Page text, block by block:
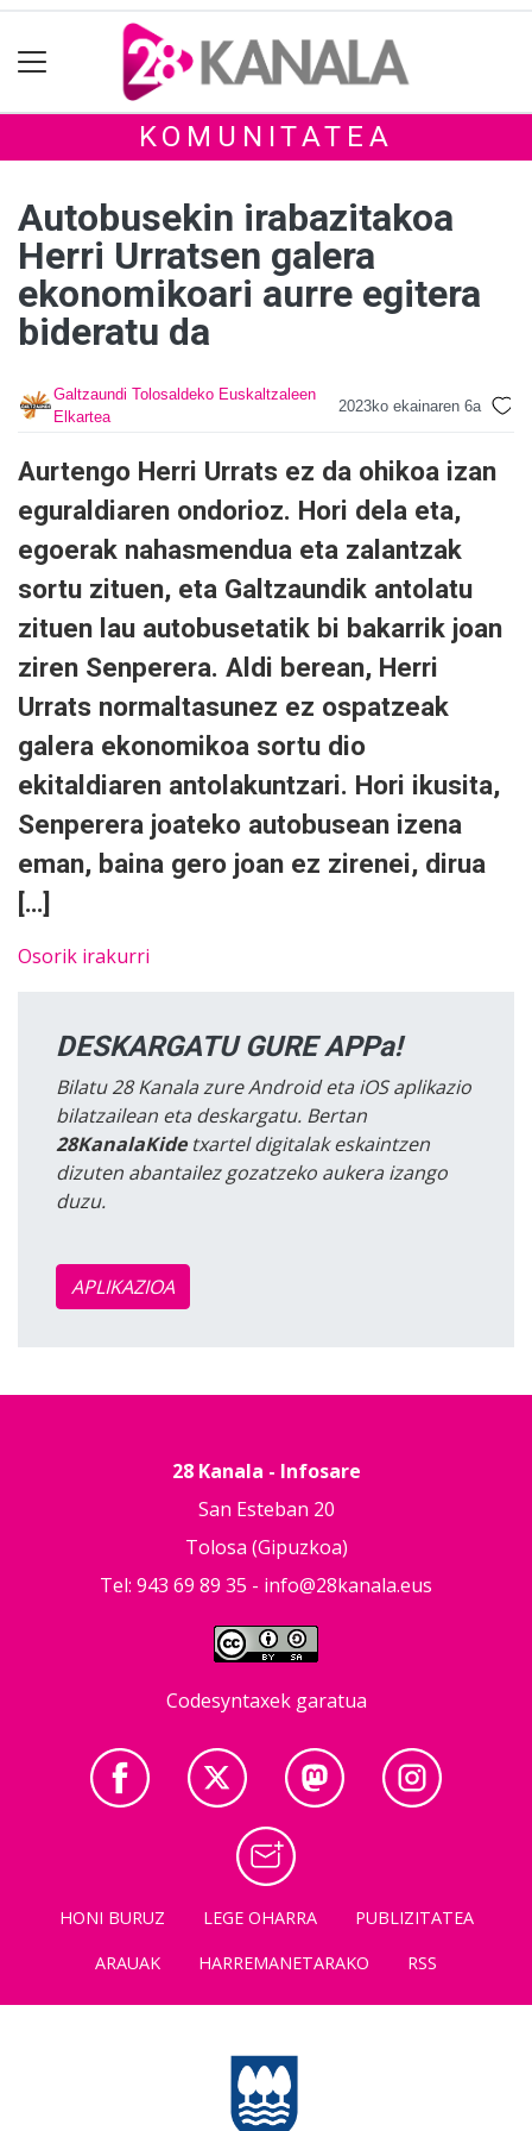
KOMUNITATEA
Autobusekin irabazitakoa
Herri Urratsen galera
ekonomikoari aurre egitera
bideratu da
Galtzaundi Tolosaldeko Euskaltzaleen
Elkartea
2023ko ekainaren 6a
Aurtengo Herri Urrats ez da ohikoa izan
eguraldiaren ondorioz. Hori dela eta,
egoerak nahasmendua eta zalantzak
sortu zituen, eta Galtzaundik antolatu
zituen lau autobusetatik bi bakarrik joan
ziren Senperera. Aldi berean, Herri
Urrats normaltasunez ez ospatzeak
galera ekonomikoa sortu dio
ekitaldiaren antolakuntzari. Hori ikusita,
Senperera joateko autobusean izena
eman, baina gero joan ez zirenei, dirua
[…]
Osorik irakurri
DESKARGATU GURE APPa!
Bilatu 28 Kanala zure Android eta iOS aplikazio
bilatzailean eta deskargatu. Bertan
28KanalaKidetxartel digitalak eskaintzen
dizuten abantailez gozatzeko aukera izango
duzu.
APLIKAZIOA
28 Kanala - Infosare
San Esteban 20
Tolosa (Gipuzkoa)
Tel: 943 69 89 35 - info@28kanala.eus
Codesyntaxek garatua
HONI BURUZ LEGE OHARRA
PUBLIZITATEA
ARAUAK
HARREMANETARAKO RSS